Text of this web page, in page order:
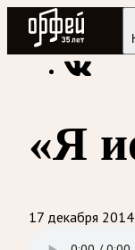
Радио Орфей
Радио
«Я
17 декабря 2014